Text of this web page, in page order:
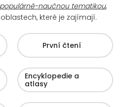
populárně-naučnou tematikou,
které je zajímají.
První čtení
Encyklopedie a
atlasy